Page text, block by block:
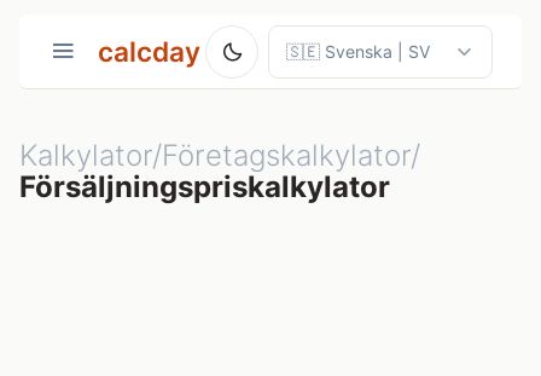
calcday
Kalkylator/Företagskalkylator/
Försäljningspriskalkylator